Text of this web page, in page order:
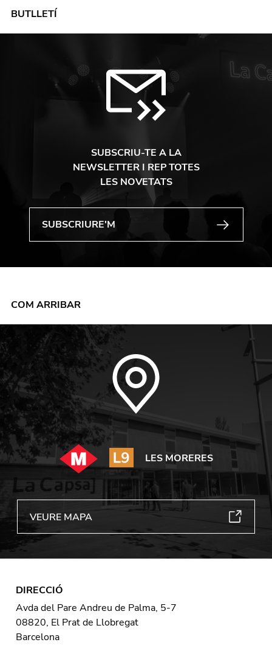
BUTLLETÍ
SUBSCRIU-TE A LA
NEWSLETTER I REP TOTES
LES NOVETATS
COM ARRIBAR
LES MORERES
VEURE MAPA
DIRECCIÓ
Avda del Pare Andreu de Palma, 5-7
08820, El Prat de Llobregat
Barcelona